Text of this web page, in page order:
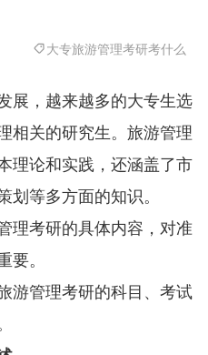
大专旅游管理考研考什么
展，越来越多的大专生选
相关的研究生。旅游管理
理论和实践，还涵盖了市
划等多方面的知识。
理考研的具体内容，对准
要。
游管理考研的科目、考试